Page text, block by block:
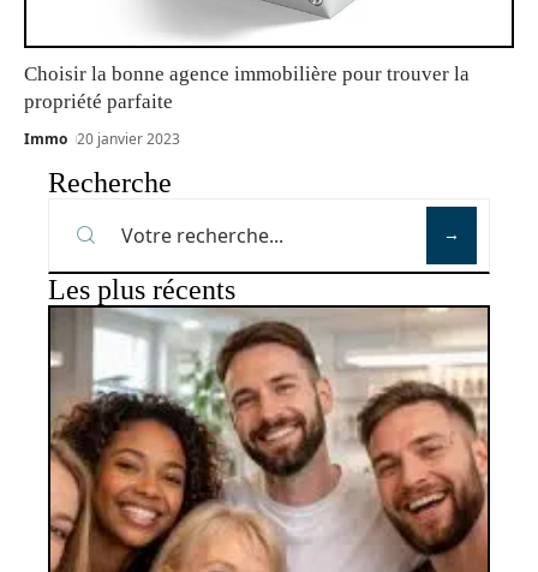
Choisir la bonne agence immobilière pour trouver la
propriété parfaite
Immo 20 janvier 2023
Recherche
Les plus récents